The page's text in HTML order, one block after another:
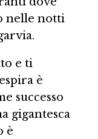
nelle notti
e ti
è
successo
gigantesca
è